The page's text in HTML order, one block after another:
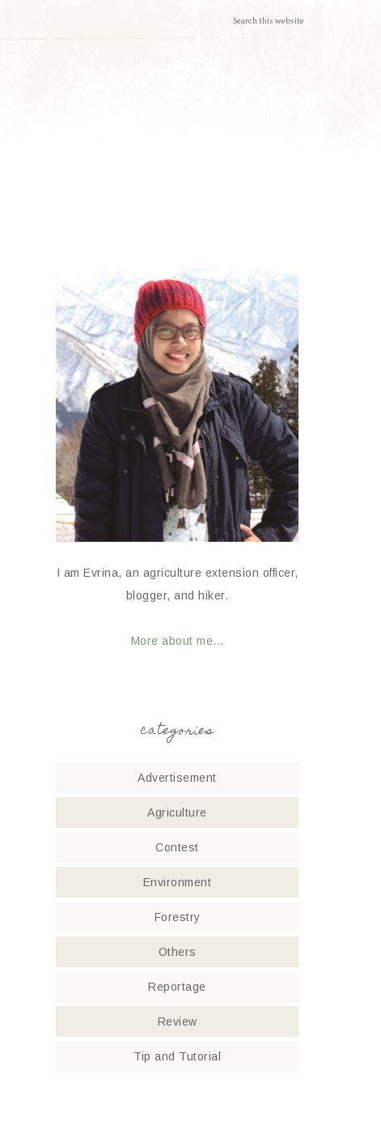
I am Evrina, an agriculture extension officer,
blogger, and hiker.
More about me...
categories
Advertisement
Agriculture
Contest
Environment
Forestry
Others
Reportage
Review
Tip and Tutorial